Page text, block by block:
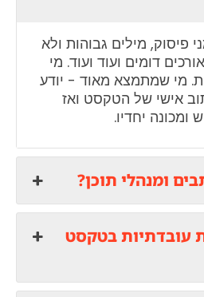
פיסוק, מילים גבוהות ולא
דומים ועוד ועוד. מי
מי שמתמצא מאוד - יודע
אישי של הטקסט ואז
ומכונה יחדיו.
עובדתיות בטקסט